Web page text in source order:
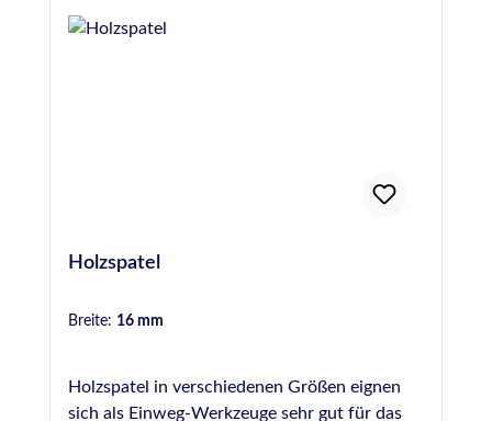
Holzspatel
Breite: 16 mm
Holzspatel in verschiedenen Größen eignen
sich als Einweg-Werkzeuge sehr gut für das